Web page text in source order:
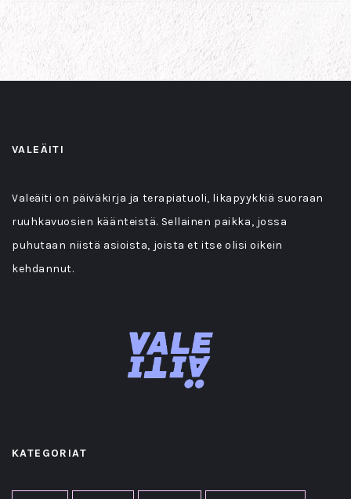
VALEÄITI
Valeäiti on päiväkirja ja terapiatuoli, likapyykkiä suoraan
ruuhkavuosien käänteistä. Sellainen paikka, jossa
puhutaan niistä asioista, joista et itse olisi oikein
kehdannut.
KATEGORIAT